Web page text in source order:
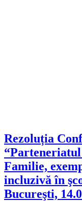
Rezoluția
Familie,
incluzivă în
Bucureşti,